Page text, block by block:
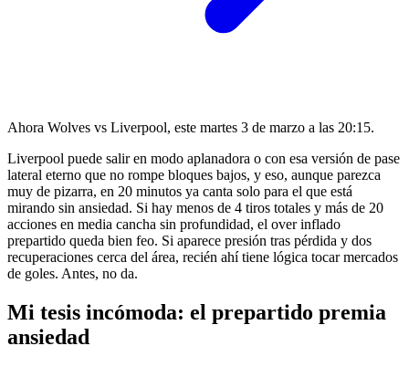
Ahora Wolves vs Liverpool, este martes 3 de marzo a las 20:15.
Liverpool puede salir en modo aplanadora o con esa versión de pase
lateral eterno que no rompe bloques bajos, y eso, aunque parezca
muy de pizarra, en 20 minutos ya canta solo para el que está
mirando sin ansiedad. Si hay menos de 4 tiros totales y más de 20
acciones en media cancha sin profundidad, el over inflado
prepartido queda bien feo. Si aparece presión tras pérdida y dos
recuperaciones cerca del área, recién ahí tiene lógica tocar mercados
de goles. Antes, no da.
Mi tesis incómoda: el prepartido premia
ansiedad